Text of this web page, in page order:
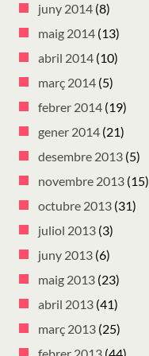
juny 2014 (8)
maig 2014 (13)
abril 2014 (10)
març 2014 (5)
febrer 2014 (19)
gener 2014 (21)
desembre 2013 (5)
novembre 2013 (15)
octubre 2013 (31)
juliol 2013 (3)
juny 2013 (6)
maig 2013 (23)
abril 2013 (41)
març 2013 (25)